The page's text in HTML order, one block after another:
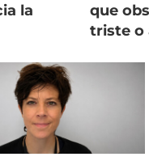
la
que
triste o